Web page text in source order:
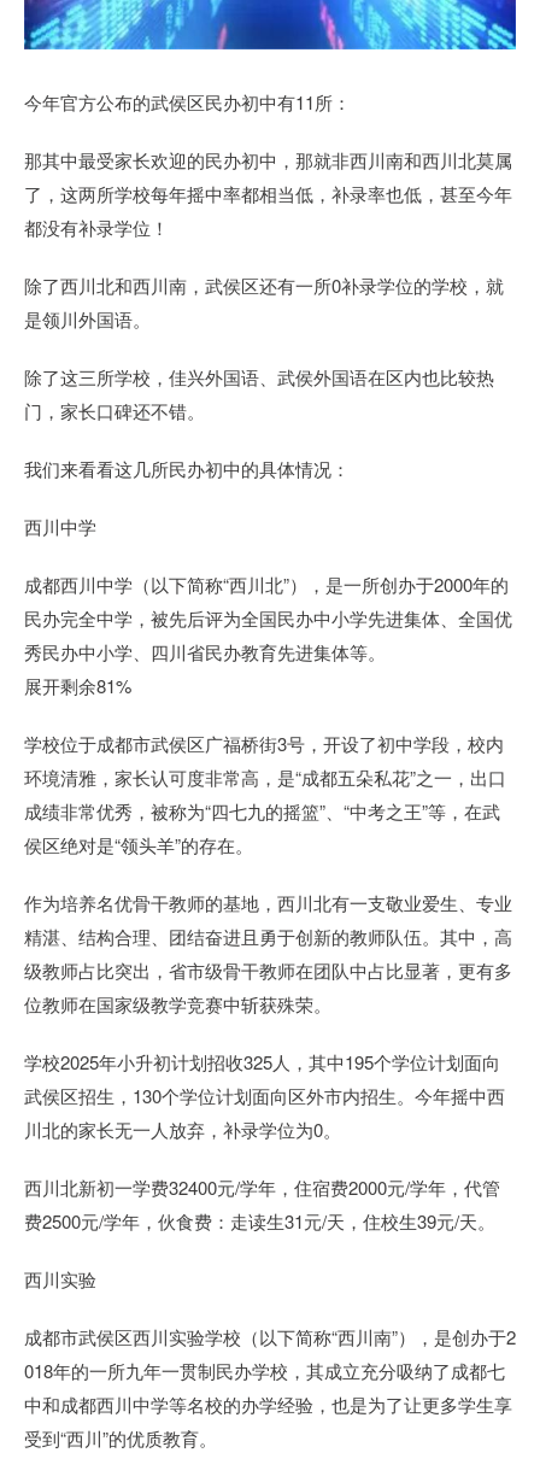
今年官方公布的武侯区民办初中有11所：
那其中最受家长欢迎的民办初中，那就非西川南和西川北莫属
了，这两所学校每年摇中率都相当低，补录率也低，甚至今年
都没有补录学位！
除了西川北和西川南，武侯区还有一所0补录学位的学校，就
是领川外国语。
除了这三所学校，佳兴外国语、武侯外国语在区内也比较热
门，家长口碑还不错。
我们来看看这几所民办初中的具体情况：
西川中学
成都西川中学（以下简称“西川北”），是一所创办于2000年的
民办完全中学，被先后评为全国民办中小学先进集体、全国优
秀民办中小学、四川省民办教育先进集体等。
展开剩余81%
学校位于成都市武侯区广福桥街3号，开设了初中学段，校内
环境清雅，家长认可度非常高，是“成都五朵私花”之一，出口
成绩非常优秀，被称为“四七九的摇篮”、“中考之王”等，在武
侯区绝对是“领头羊”的存在。
作为培养名优骨干教师的基地，西川北有一支敬业爱生、专业
精湛、结构合理、团结奋进且勇于创新的教师队伍。其中，高
级教师占比突出，省市级骨干教师在团队中占比显著，更有多
位教师在国家级教学竞赛中斩获殊荣。
学校2025年小升初计划招收325人，其中195个学位计划面向
武侯区招生，130个学位计划面向区外市内招生。今年摇中西
川北的家长无一人放弃，补录学位为0。
西川北新初一学费32400元/学年，住宿费2000元/学年，代管
费2500元/学年，伙食费：走读生31元/天，住校生39元/天。
西川实验
成都市武侯区西川实验学校（以下简称“西川南”），是创办于2
018年的一所九年一贯制民办学校，其成立充分吸纳了成都七
中和成都西川中学等名校的办学经验，也是为了让更多学生享
受到“西川”的优质教育。